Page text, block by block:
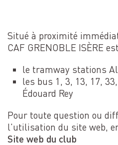
Situé à proximité
CAF GRENOBLE ISÈRE
le tramway stations
les bus 1, 3, 13, 17,
Édouard Rey
Pour toute question ou
l'utilisation du site web,
Site web du club